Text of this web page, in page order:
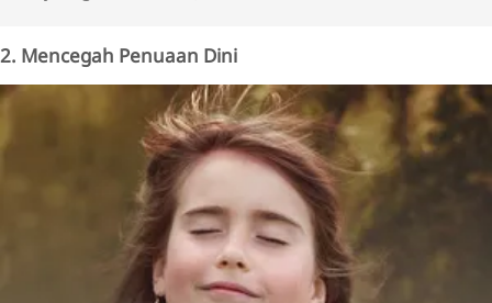
2. Mencegah Penuaan Dini